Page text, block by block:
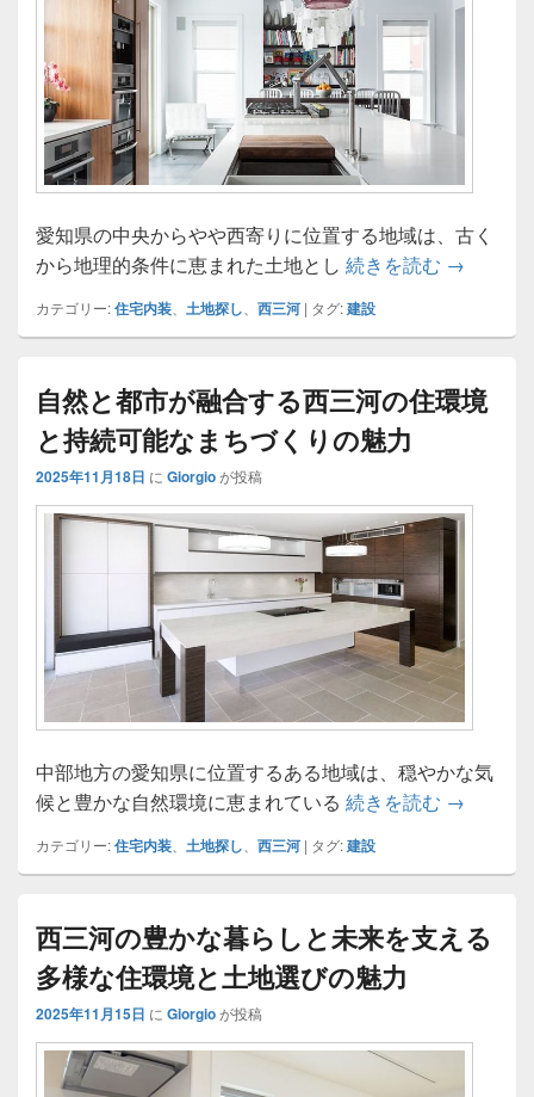
愛知県の中央からやや西寄りに位置する地域は、古く
から地理的条件に恵まれた土地とし 続きを読む 西三河で
→
カテゴリー:住宅内装 土地探し 西三河 | タグ:建設
自然と都市が融合する西三河の住環境
と持続可能なまちづくりの魅力
2025年11月18日 に Giorgioが投稿
中部地方の愛知県に位置するある地域は、穏やかな気
候と豊かな自然環境に恵まれている 続きを読む 自然と都
→
カテゴリー:住宅内装 土地探し 西三河 | タグ:建設
西三河の豊かな暮らしと未来を支える
多様な住環境と土地選びの魅力
2025年11月15日 に Giorgioが投稿